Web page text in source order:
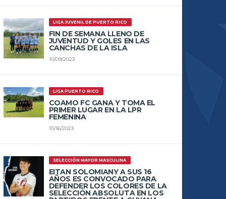
LIGA JUVENIL DE PUERTO RICO
FIN DE SEMANA LLENO DE
JUVENTUD Y GOLES EN LAS
CANCHAS DE LA ISLA
10/09/2023
LIGA PUERTO RICO
COAMO FC GANA Y TOMA EL
PRIMER LUGAR EN LA LPR
FEMENINA
10/16/2023
SELECCIÓN MAYOR MASCULINA
EITAN SOLOMIANY A SUS 16
AÑOS ES CONVOCADO PARA
DEFENDER LOS COLORES DE LA
SELECCIÓN ABSOLUTA EN LOS